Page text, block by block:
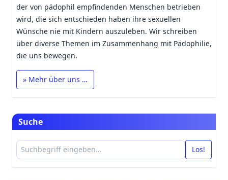
der von pädophil empfindenden Menschen betrieben
wird, die sich entschieden haben ihre sexuellen
Wünsche nie mit Kindern auszuleben. Wir schreiben
über diverse Themen im Zusammenhang mit Pädophilie,
die uns bewegen.
» Mehr über uns …
Suche
Los!